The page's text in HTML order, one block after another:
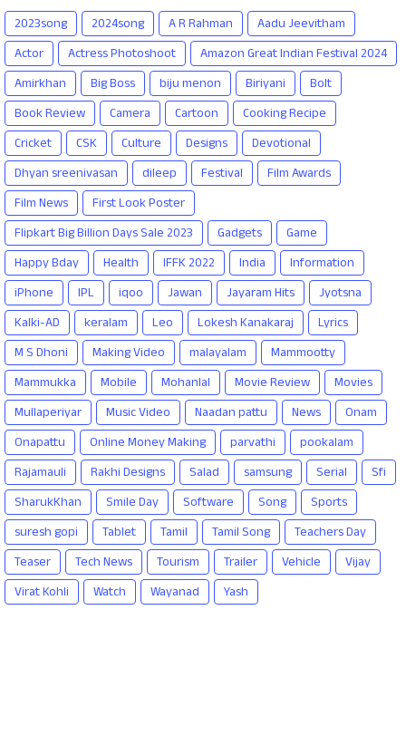
2023song 2024song A R Rahman
Aadu Jeevitham
Actor
Actress Photoshoot
Amazon Great Indian Festival 2024
Amirkhan
Big Boss biju menon Biriyani
Bolt
Book Review
Camera Cartoon
Cooking Recipe
Cricket
CSK Culture Designs
Devotional
Dhyan sreenivasan
dileep Festival
Film Awards
Film News
First Look Poster
Flipkart Big Billion Days Sale 2023
Gadgets
Game
Happy Bday
Health IFFK 2022 India
Information
iPhone
IPL iqoo Jawan Jayaram Hits
Jyotsna
Kalki-AD
keralam Leo Lokesh Kanakaraj
Lyrics
M S Dhoni
Making Video malayalam
Mammootty
Mammukka
Mobile Mohanlal Movie Review
Movies
Mullaperiyar
Music Video Naadan pattu News
Onam
Onapattu
Online Money Making parvathi
pookalam
Rajamauli
Rakhi Designs Salad samsung Serial
Sfi
SharukKhan
Smile Day Software Song
Sports
suresh gopi
Tablet Tamil Tamil Song
Teachers Day
Teaser
Tech News Tourism Trailer Vehicle
Vijay
Virat Kohli
Watch Wayanad Yash